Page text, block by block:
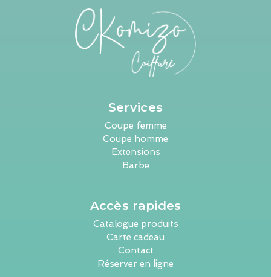
Services
Coupe femme
Coupe homme
Extensions
Barbe
Accès rapides
Catalogue produits
Carte cadeau
Contact
Réserver en ligne